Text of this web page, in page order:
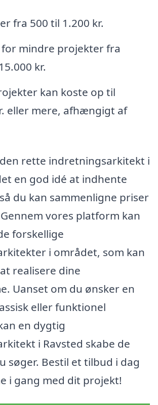
fra 500 til 1.200 kr.
for mindre projekter fra
kr.
kan koste op til
eller mere, afhængigt af
rette indretningsarkitekt i
en god idé at indhente
du kan sammenligne priser
vores platform kan
forskellige
i området, som kan
realisere dine
Uanset om du ønsker en
eller funktionel
en dygtig
i Ravsted skabe de
søger. Bestil et tilbud i dag
i gang med dit projekt!